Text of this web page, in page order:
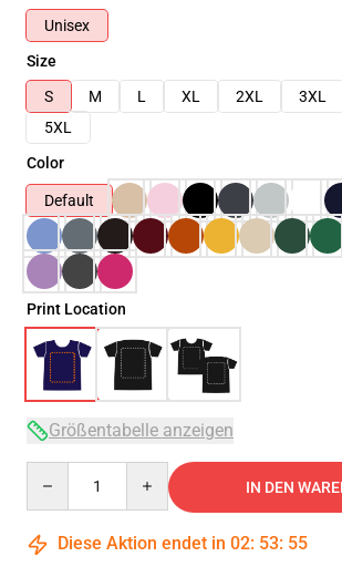
Unisex
Size
S
M L XL 2XL 3XL
5XL
Color
Default
Print Location
Größentabelle anzeigen
IN DEN
Diese Aktion endet in 02: 53: 54